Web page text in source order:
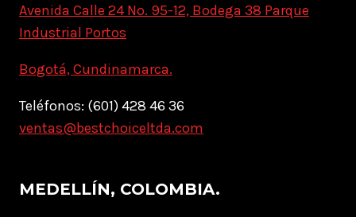
Avenida Calle 24 No. 95-12, Bodega 38 Parque
Industrial Portos
Bogotá, Cundinamarca.
Teléfonos: (601) 428 46 36
ventas@bestchoiceltda.com
MEDELLÍN, COLOMBIA.